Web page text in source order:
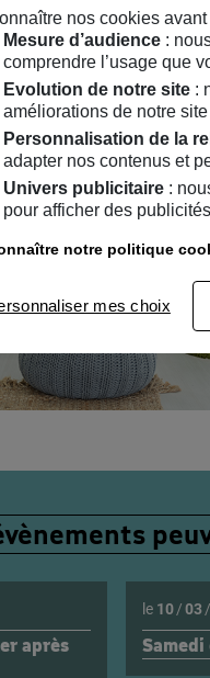
après
Samedi
le 10/03 /
nos cookies
Mesure d’audience :
comprendre l’usage que
Evolution de notre site :
améliorations de notre site
Personnalisation de la
adapter nos contenus et
Univers publicitaire :
pour afficher des
notre politique
mes choix